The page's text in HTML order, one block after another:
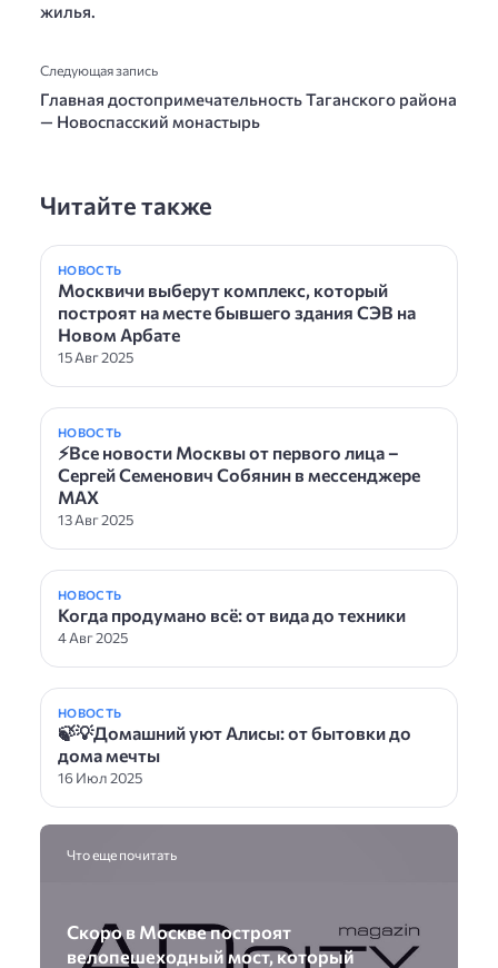
жилья.
Следующая запись
Главная достопримечательность Таганского района
— Новоспасский монастырь
Читайте также
НОВОСТЬ
Москвичи выберут комплекс, который
построят на месте бывшего здания СЭВ на
Новом Арбате
15 Авг 2025
НОВОСТЬ
⚡️Все новости Москвы от первого лица –
Сергей Семенович Собянин в мессенджере
MAX
13 Авг 2025
НОВОСТЬ
Когда продумано всё: от вида до техники
4 Авг 2025
НОВОСТЬ
🍃💡Домашний уют Алисы: от бытовки до
дома мечты
16 Июл 2025
Что еще почитать
Скоро в Москве построят
велопешеходный мост, который